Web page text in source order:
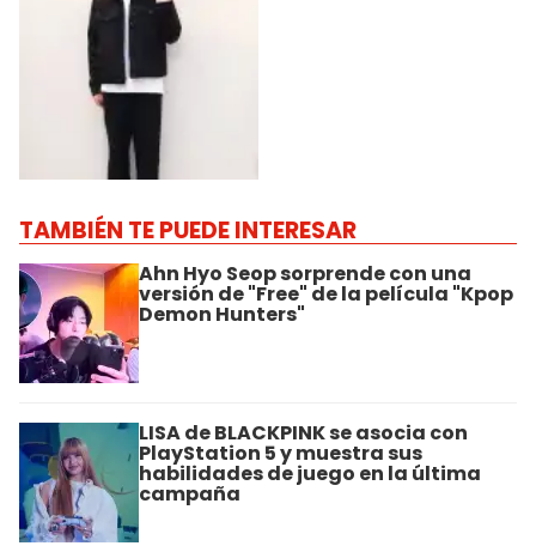
TAMBIÉN TE PUEDE INTERESAR
Ahn Hyo Seop sorprende con una
versión de "Free" de la película "Kpop
Demon Hunters"
LISA de BLACKPINK se asocia con
PlayStation 5 y muestra sus
habilidades de juego en la última
campaña